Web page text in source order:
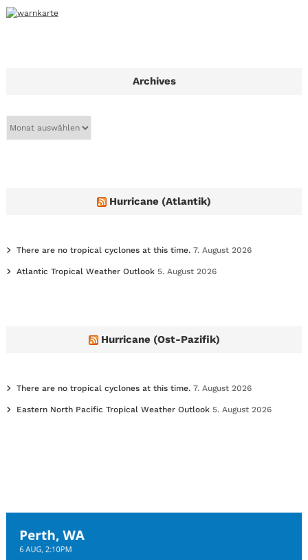
Archives
Hurricane (Atlantik)
There are no tropical cyclones at this time. 7. August 2026
Atlantic Tropical Weather Outlook 5. August 2026
Hurricane (Ost-Pazifik)
There are no tropical cyclones at this time. 7. August 2026
Eastern North Pacific Tropical Weather Outlook 5. August 2026